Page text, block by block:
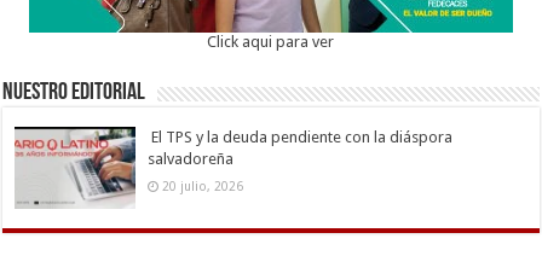
Click aqui para ver
Nuestro Editorial
El TPS y la deuda pendiente con la diáspora
salvadoreña
20 julio, 2026